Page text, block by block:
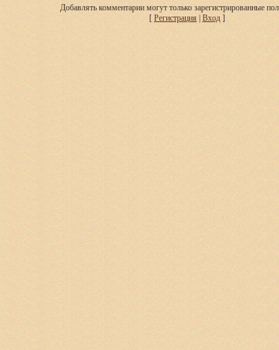
Добавлять комментарии могут только зарегистрированные
[ Регистрация Вход ]